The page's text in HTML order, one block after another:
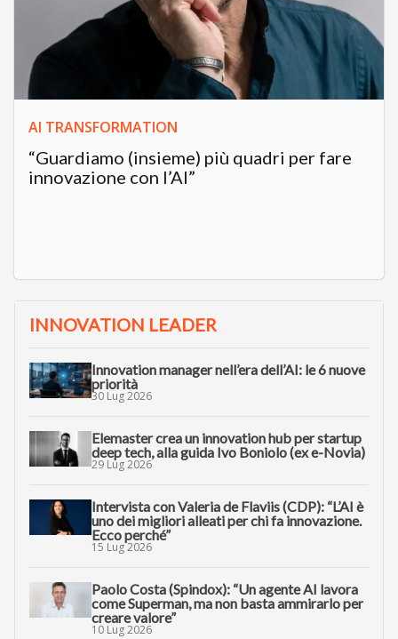
AI TRANSFORMATION
“Guardiamo (insieme) più quadri per fare
innovazione con l’AI”
INNOVATION LEADER
Innovation manager nell’era dell’AI: le 6 nuove
priorità
30 Lug 2026
Elemaster crea un innovation hub per startup
deep tech, alla guida Ivo Boniolo (ex e-Novia)
29 Lug 2026
Intervista con Valeria de Flaviis (CDP): “L’AI è
uno dei migliori alleati per chi fa innovazione.
Ecco perché”
15 Lug 2026
Paolo Costa (Spindox): “Un agente AI lavora
come Superman, ma non basta ammirarlo per
creare valore”
10 Lug 2026